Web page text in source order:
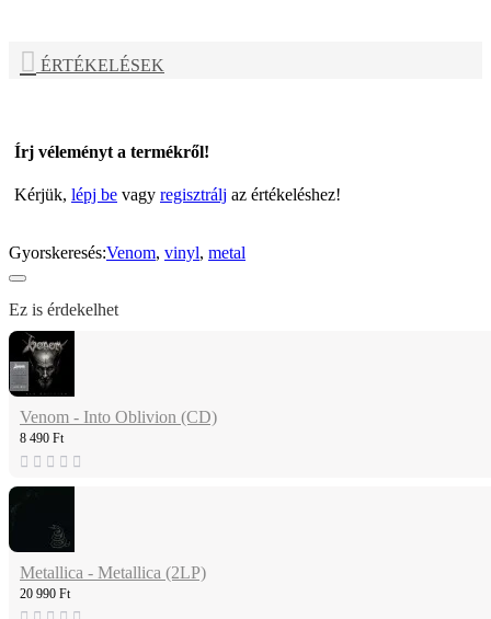
ÉRTÉKELÉSEK
Írj véleményt a termékről!
Kérjük, lépj be vagy regisztrálj az értékeléshez!
Gyorskeresés:Venom, vinyl, metal
Ez is érdekelhet
Venom - Into Oblivion (CD)
8 490 Ft
Metallica - Metallica (2LP)
20 990 Ft